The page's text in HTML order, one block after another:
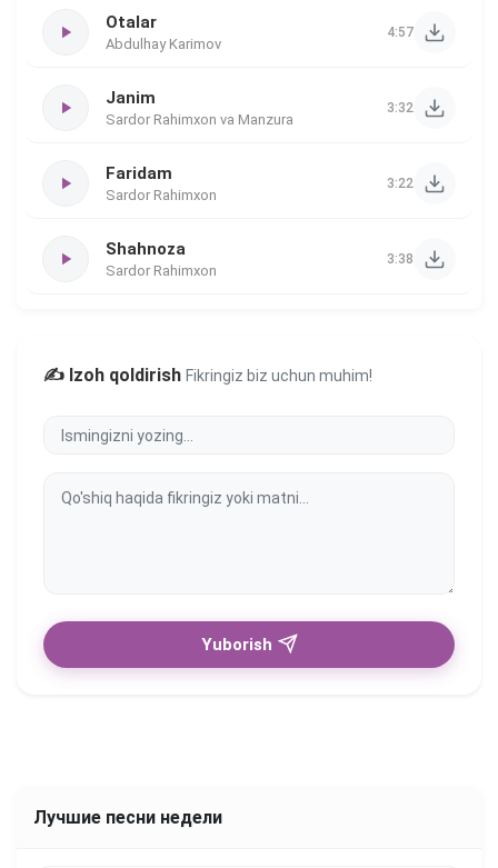
Otalar
Abdulhay Karimov
4:57
Janim
Sardor Rahimxon va Manzura
3:32
Faridam
Sardor Rahimxon
3:22
Shahnoza
Sardor Rahimxon
3:38
✍️ Izoh qoldirish Fikringiz biz uchun muhim!
Yuborish
Лучшие песни недели